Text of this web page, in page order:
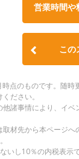
営業時間や
この
点のものです。随時
ださい。
諸事情により、イ
材先から本ページ
いし10％の内税表示で